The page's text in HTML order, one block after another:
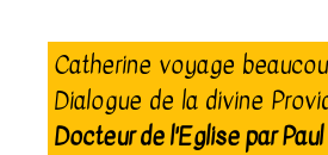
Catherine voyage
Dialogue de la divine
Docteur de l'Eglise par